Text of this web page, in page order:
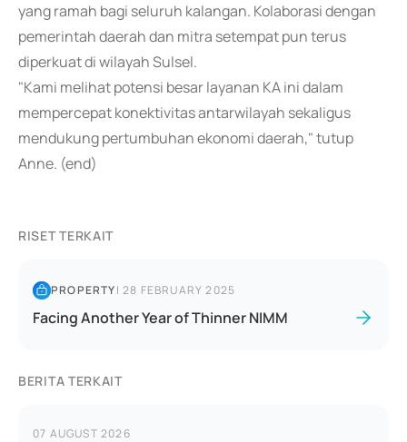
yang ramah bagi seluruh kalangan. Kolaborasi dengan
pemerintah daerah dan mitra setempat pun terus
diperkuat di wilayah Sulsel.
"Kami melihat potensi besar layanan KA ini dalam
mempercepat konektivitas antarwilayah sekaligus
mendukung pertumbuhan ekonomi daerah," tutup
Anne. (end)
RISET TERKAIT
PROPERTY|28 FEBRUARY 2025
Facing Another Year of Thinner NIMM
BERITA TERKAIT
07 AUGUST 2026